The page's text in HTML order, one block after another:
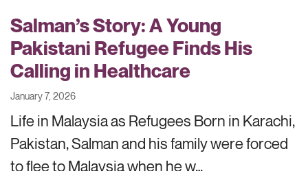
Salman’s Story: A Young
Pakistani Refugee Finds His
Calling in Healthcare
January 7, 2026
Life in Malaysia as Refugees Born in Karachi,
Pakistan, Salman and his family were forced
to flee to Malaysia when he w…